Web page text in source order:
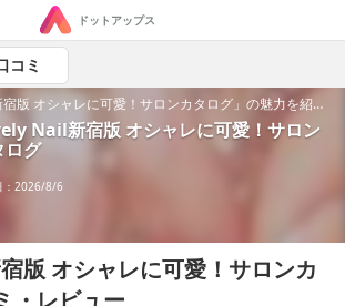
ドットアップス
コミ
アプリ「Lovely Nail新宿版 オシャレに可愛！サロンカタログ」の魅力を紹介！
Nail新宿版 オシャレに可愛！サロン
ログ
：2026/8/6
版 オシャレに可愛！サロンカ
・レビュー